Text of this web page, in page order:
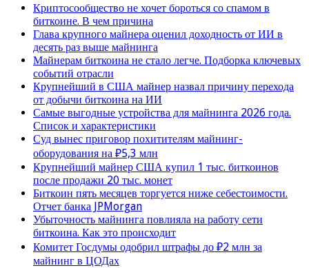
Криптосообщество не хочет бороться со спамом в
биткоине. В чем причина
Глава крупного майнера оценил доходность от ИИ в
десять раз выше майнинга
Майнерам биткоина не стало легче. Подборка ключевых
событий отрасли
Крупнейший в США майнер назвал причину перехода
от добычи биткоина на ИИ
Самые выгодные устройства для майнинга 2026 года.
Список и характеристики
Суд вынес приговор похитителям майнинг-
оборудования на ₽5,3 млн
Крупнейший майнер США купил 1 тыс. биткоинов
после продажи 20 тыс. монет
Биткоин пять месяцев торгуется ниже себестоимости.
Отчет банка JPMorgan
Убыточность майнинга повлияла на работу сети
биткоина. Как это происходит
Комитет Госдумы одобрил штрафы до ₽2 млн за
майнинг в ЦОДах